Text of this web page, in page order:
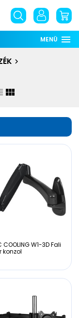
MENÜ
COOLING W1-3D Fali
konzol